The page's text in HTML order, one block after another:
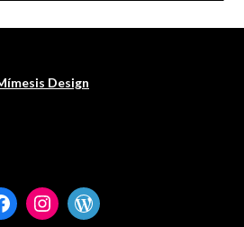
Design
InstagramWordPress